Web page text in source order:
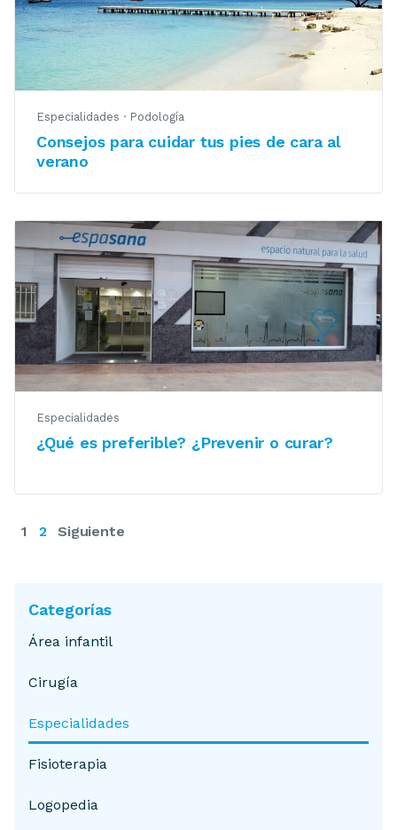
Especialidades · Podología
Consejos para cuidar tus pies de cara al
verano
Especialidades
¿Qué es preferible? ¿Prevenir o curar?
1 2 Siguiente
Categorías
Área infantil
Cirugía
Especialidades
Fisioterapia
Logopedia